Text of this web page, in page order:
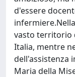
d'essere
vasto territorio
Italia, mentre
dell'assistenza
Maria della